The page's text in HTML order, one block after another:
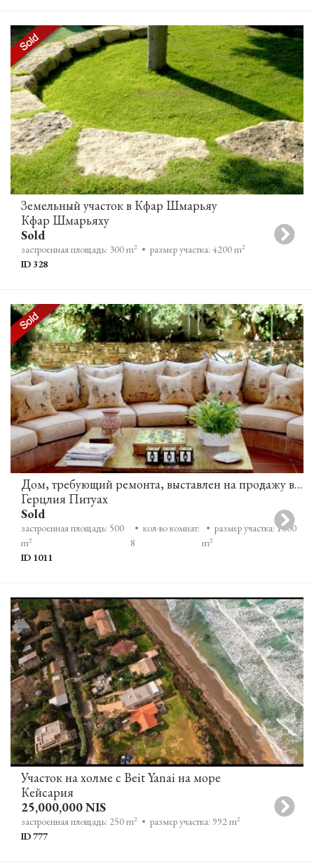
Земельный участок в Кфар Шмарьяу
Кфар Шмарьяху
Sold
застроенная площадь: 300 m2 • размер участка: 4200 m2
ID 328
Дом, требующий ремонта, выставлен на продажу в Герцлия Питуах
Герцлия Питуах
Sold
застроенная площадь: 500
m2
• кол-во комнат:
8
• размер участка: 1000
m2
ID 1011
Участок на холме с Beit Yanai на море
Кейсария
25,000,000 NIS
застроенная площадь: 250 m2 • размер участка: 992 m2
ID 777